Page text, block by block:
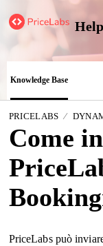
Knowledge Base
PRICELABS
Come
PriceLabs può